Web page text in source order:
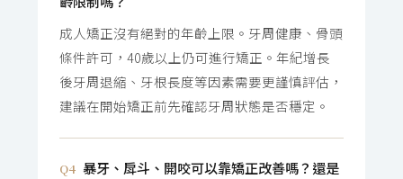
成人矯正沒有絕對的年齡上限。牙周健康、骨頭
條件許可，40歲以上仍可進行矯正。年紀增長
後牙周退縮、牙根長度等因素需要更謹慎評估，
建議在開始矯正前先確認牙周狀態是否穩定。
Q4 暴牙、戽斗、開咬可以靠矯正改善嗎？還是